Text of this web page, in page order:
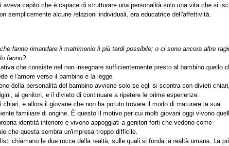
capito che è capace di strutturare una personalità solo una vita che si
semplicemente alcune relazioni individuali, era educatrice dell'affettività.
fanno rimandare il matrimonio il più tardi possibile; o ci sono ancora altre
fanno?
che consiste nel non insegnare sufficientemente presto al bambino quello
e l'amore verso il bambino e la legge.
della personalità del bambino avviene solo se egli si scontra con divieti
ai genitori, e il divieto di continuare a ripetere le prime esperienze.
e allora il giovane che non ha potuto trovare il modo di maturare la sua
familiare di origine. È questo il motivo per cui molti giovani oggi vivono
identità interiore e vivono appoggiati a genitori forti che vedono come
che questa sembra un'impresa troppo difficile.
chiamano le due rocce della realtà, sulle quali si fonda la realtà umana. La